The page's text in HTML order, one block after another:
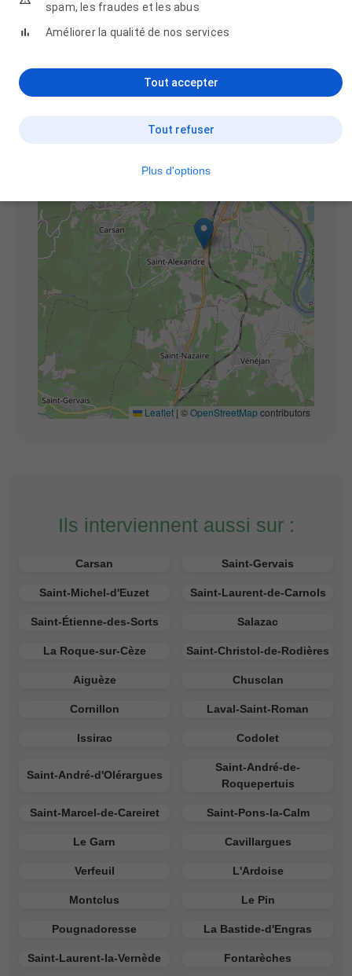
Localisation Piscinistes
Saint-Alexandre (30130)
Leaflet | ©OpenStreetMap contributors
Ils interviennent aussi sur :
Carsan Saint-Gervais
Saint-Michel-d'Euzet Saint-Laurent-de-Carnols
Saint-Étienne-des-Sorts Salazac
La Roque-sur-Cèze Saint-Christol-de-Rodières
Aiguèze Chusclan
Cornillon Laval-Saint-Roman
Issirac Codolet
Saint-André-d'Olérargues
Saint-André-de-
Roquepertuis
Saint-Marcel-de-Careiret Saint-Pons-la-Calm
Le Garn Cavillargues
Verfeuil L'Ardoise
Montclus Le Pin
Pougnadoresse La Bastide-d'Engras
Saint-Laurent-la-Vernède Fontarèches
spam, les fraudes et les abus
Améliorer la qualité de nos services
Tout refuser
Tout accepter
Plus d'options